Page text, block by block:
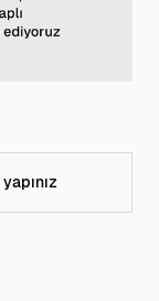
yapınız